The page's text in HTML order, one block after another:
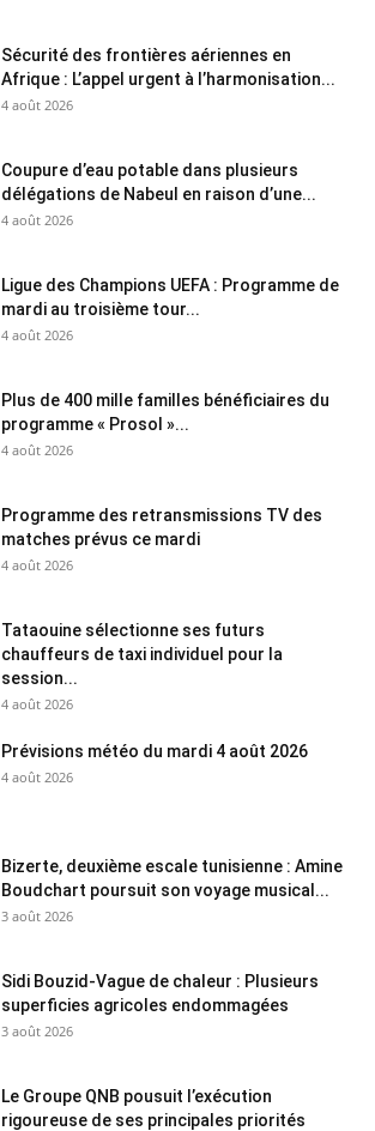
Sécurité des frontières aériennes en
Afrique : L’appel urgent à l’harmonisation...
4 août 2026
Coupure d’eau potable dans plusieurs
délégations de Nabeul en raison d’une...
4 août 2026
Ligue des Champions UEFA : Programme de
mardi au troisième tour...
4 août 2026
Plus de 400 mille familles bénéficiaires du
programme « Prosol »...
4 août 2026
Programme des retransmissions TV des
matches prévus ce mardi
4 août 2026
Tataouine sélectionne ses futurs
chauffeurs de taxi individuel pour la
session...
4 août 2026
Prévisions météo du mardi 4 août 2026
4 août 2026
Bizerte, deuxième escale tunisienne : Amine
Boudchart poursuit son voyage musical...
3 août 2026
Sidi Bouzid-Vague de chaleur : Plusieurs
superficies agricoles endommagées
3 août 2026
Le Groupe QNB pousuit l’exécution
rigoureuse de ses principales priorités